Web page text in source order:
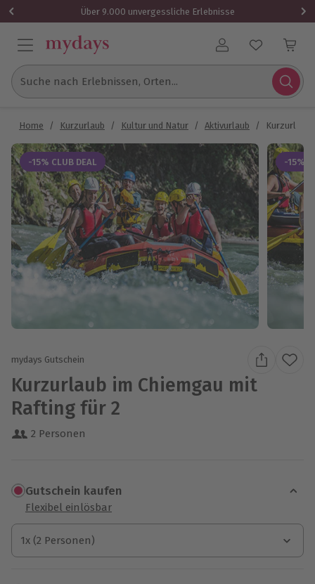
Über 9.000 unvergessliche Erlebnisse
Benutzerkonto
Suche nach Erlebnissen, Orten...
Home / Kurzurlaub / Kultur und Natur / Aktivurlaub / Kurzurlaub
-15% CLUB DEAL -15%
mydays Gutschein
Kurzurlaub im Chiemgau mit
Rafting für 2
2 Personen
Gutschein kaufen
Flexibel einlösbar
1x (2 Personen)
1x (2 Personen)
1x (2 Personen)